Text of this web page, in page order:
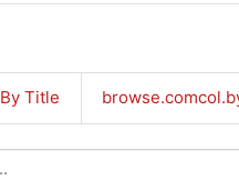
By Title